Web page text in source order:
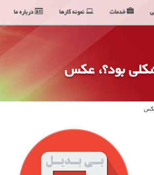
بود؟، عكس
خدمات نمونه کارها درباره ما